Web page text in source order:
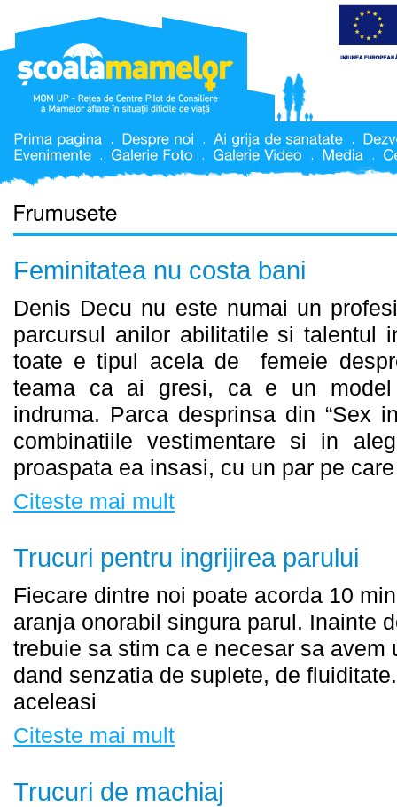
Feminitatea nu costa bani
Denis Decu nu este numai un
parcursul anilor abilitatile si talentul
toate e tipul acela de femeie
teama ca ai gresi, ca e un
indruma. Parca desprinsa din “Sex
combinatiile vestimentare si in
proaspata ea insasi, cu un par pe
Citeste mai mult
Trucuri pentru ingrijirea parului
Fiecare dintre noi poate acorda 10
aranja onorabil singura parul. Inainte
trebuie sa stim ca e necesar sa avem
dand senzatia de suplete, de
aceleasi
Citeste mai mult
Trucuri de machiaj